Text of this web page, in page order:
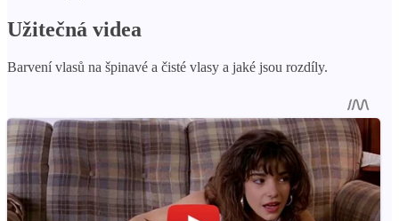
Užitečná videa
Barvení vlasů na špinavé a čisté vlasy a jaké jsou rozdíly.